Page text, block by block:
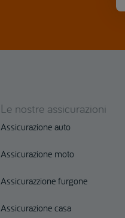
Le nostre assicurazioni
Assicurazione auto
Assicurazione moto
Assicurazzione furgone
Assicurazione casa